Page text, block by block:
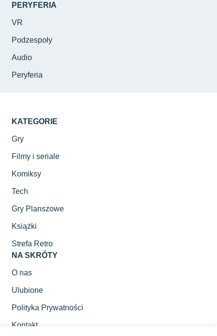
PERYFERIA
VR
Podzespoły
Audio
Peryferia
KATEGORIE
Gry
Filmy i seriale
Komiksy
Tech
Gry Planszowe
Książki
Strefa Retro
NA SKRÓTY
O nas
Ulubione
Polityka Prywatności
Kontakt